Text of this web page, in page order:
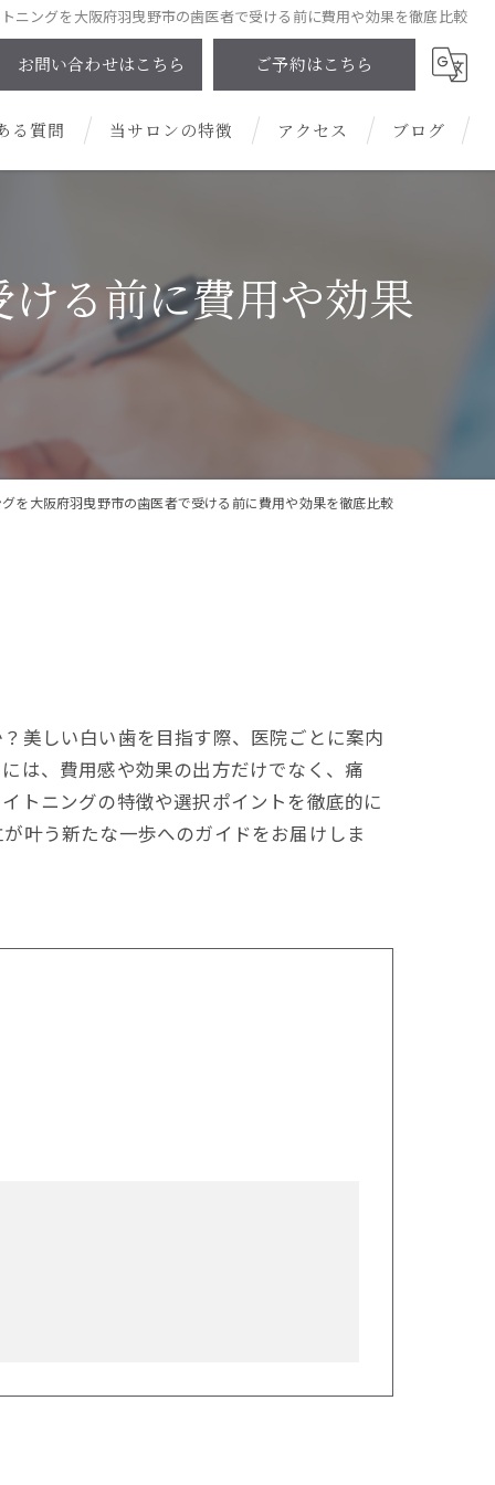
ニングを大阪府羽曳野市の歯医者で受ける前に費用や効果を徹底比較
お問い合わせはこちら ご予約はこちら
る質問 当サロンの特徴
安い
清潔感
アクセス ブログ
る前に費用や効果
を大阪府羽曳野市の歯医者で受ける前に費用や効果を徹底比較
美しい白い歯を目指す際、医院ごとに案内
は、費用感や効果の出方だけでなく、痛
トニングの特徴や選択ポイントを徹底的に
叶う新たな一歩へのガイドをお届けしま